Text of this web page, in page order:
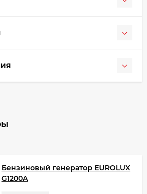
Бензиновый генератор EUROLUX
G1200A